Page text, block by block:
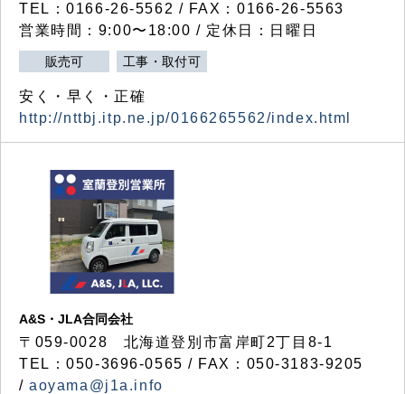
TEL：0166-26-5562 / FAX：0166-26-5563
営業時間：9:00〜18:00 / 定休日：日曜日
販売可 工事・取付可
安く・早く・正確
http://nttbj.itp.ne.jp/0166265562/index.html
A&S・JLA合同会社
〒 059-0028 北海道登別市富岸町2丁目 8-1
TEL：050-3696-0565 / FAX：050-3183-9205
/aoyama@j1a.info